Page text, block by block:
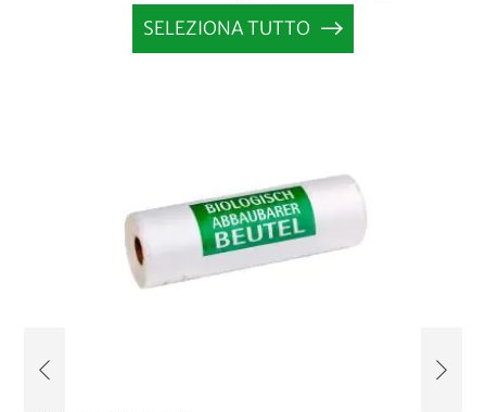
SELEZIONA TUTTO